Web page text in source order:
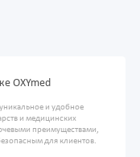
OXYmed
и удобное
и медицинских
преимуществами,
для клиентов.